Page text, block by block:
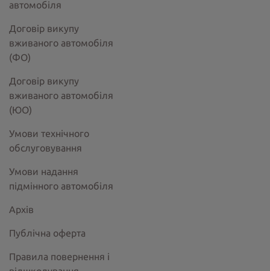
автомобіля
Договір викупу
вживаного автомобіля
(ФО)
Договір викупу
вживаного автомобіля
(ЮО)
Умови технічного
обслуговування
Умови надання
підмінного автомобіля
Архів
Публічна оферта
Правила повернення і